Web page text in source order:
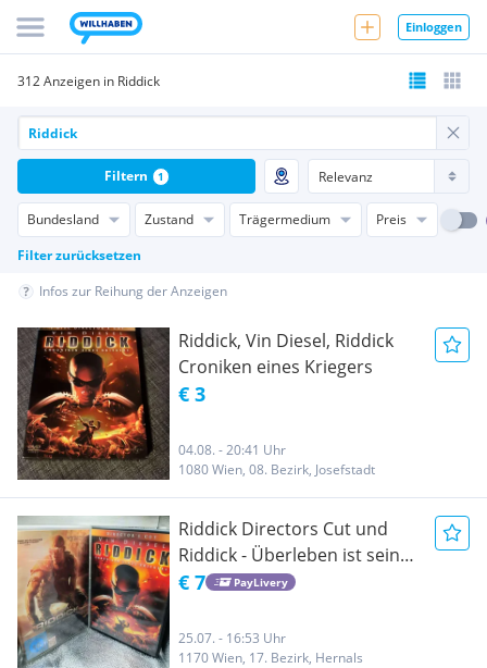
Einloggen
312 Anzeigen in Riddick
Bundesland Zustand Trägermedium
Preis
Filter zurücksetzen
Filtern 1
Infos zur Reihung der Anzeigen
Riddick, Vin Diesel, Riddick
Croniken eines Kriegers
€ 3
04.08. - 20:41 Uhr
1080 Wien, 08. Bezirk, Josefstadt
Riddick Directors Cut und
Riddick - Überleben ist seine
Rache DVD /#01
€ 7 PayLivery
25.07. - 16:53 Uhr
1170 Wien, 17. Bezirk, Hernals